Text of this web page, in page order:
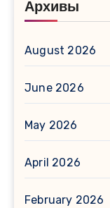
Архивы
August 2026
June 2026
May 2026
April 2026
February 2026